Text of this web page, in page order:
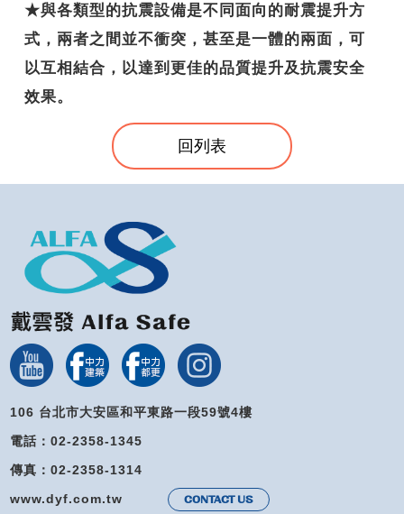
★與各類型的抗震設備是不同面向的耐震提升方
式，兩者之間並不衝突，甚至是一體的兩面，可
以互相結合，以達到更佳的品質提升及抗震安全
效果。
回列表
106 台北市大安區和平東路一段59號4樓
電話：02-2358-1345
傳真：02-2358-1314
www.dyf.com.tw
CONTACT US